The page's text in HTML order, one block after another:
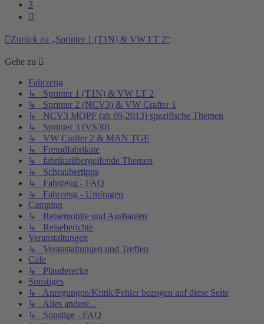
3
Zurück zu „Sprinter 1 (T1N) & VW LT 2“
Gehe zu
Fahrzeug
↳ Sprinter 1 (T1N) & VW LT 2
↳ Sprinter 2 (NCV3) & VW Crafter 1
↳ NCV3 MOPF (ab 09-2013) spezifische Themen
↳ Sprinter 3 (VS30)
↳ VW Crafter 2 & MAN TGE
↳ Fremdfabrikate
↳ fabrikatübergeifende Themen
↳ Schraubertipps
↳ Fahrzeug - FAQ
↳ Fahrzeug - Umfragen
Camping
↳ Reisemobile und Ausbauten
↳ Reiseberichte
Veranstaltungen
↳ Veranstaltungen und Treffen
Cafe
↳ Plauderecke
Sonstiges
↳ Anregungen/Kritik/Fehler bezogen auf diese Seite
↳ Alles andere...
↳ Sonstige - FAQ